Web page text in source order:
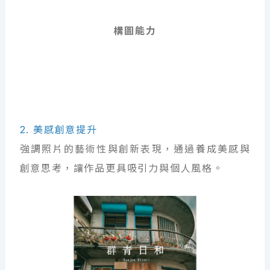
構圖能力
2. 美感創意提升
強調照片的藝術性與創新表現，通過養成美感與
創意思考，讓作品更具吸引力與個人風格。